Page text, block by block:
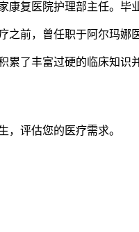
康复医院护理部主任。毕
之前，曾任职于阿尔玛娜
累了丰富过硬的临床知识
，评估您的医疗需求。